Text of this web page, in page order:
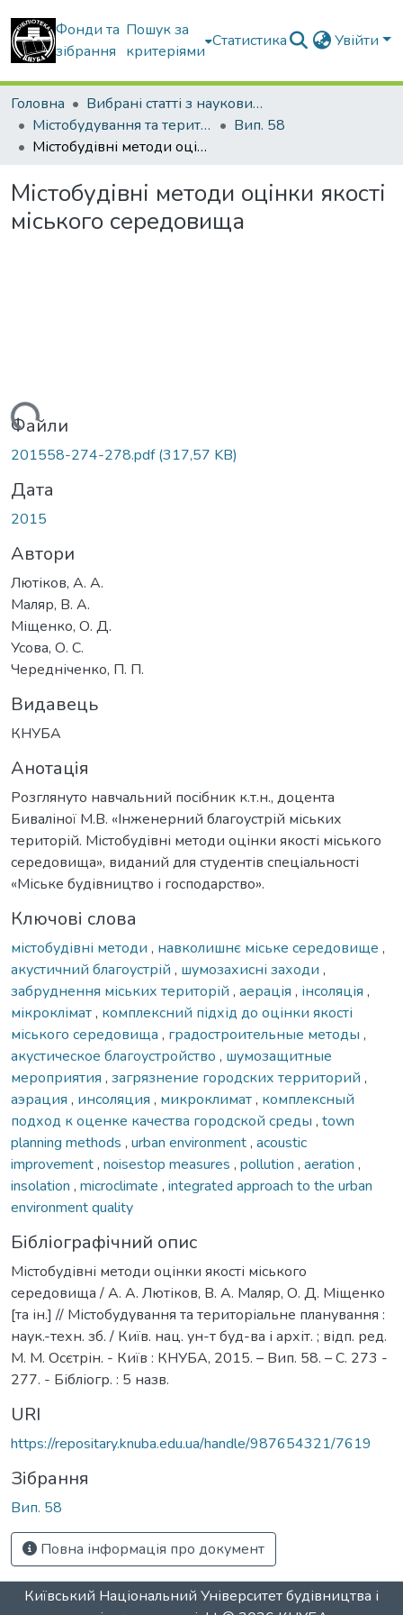
Фонди та
зібрання
Пошук за
критеріями
Статистика Увійти
Головна
Вибрані статті з наукових збірників КНУБА
Містобудування та територіальне планування
Вип. 58
Містобудівні методи оцінки якості міського середовища
Містобудівні методи оцінки якості
міського середовища
Файли
201558-274-278.pdf(317,57 KB)
Дата
2015
Автори
Лютіков, А. А.
Маляр, В. А.
Міщенко, О. Д.
Усова, О. С.
Чередніченко, П. П.
Видавець
КНУБА
Анотація
Розглянуто навчальний посібник к.т.н., доцента
Биваліної М.В. «Інженерний благоустрій міських
територій. Містобудівні методи оцінки якості міського
середовища», виданий для студентів спеціальності
«Міське будівництво і господарство».
Ключові слова
містобудівні методи , навколишнє міське середовище ,
акустичний благоустрій , шумозахисні заходи ,
забруднення міських територій , аерація , інсоляція ,
мікроклімат, комплексний підхід до оцінки якості
міського середовища , градостроительные методы ,
акустическое благоустройство , шумозащитные
мероприятия , загрязнение городских территорий ,
аэрация , инсоляция , микроклимат, комплексный
подход к оценке качества городской среды , town
planning methods , urban environment, acoustic
improvement, noisestop measures , pollution , aeration ,
insolation , microclimate , integrated approach to the urban
environment quality
Бібліографічний опис
Містобудівні методи оцінки якості міського
середовища / А. А. Лютіков, В. А. Маляр, О. Д. Міщенко
[та ін.] // Містобудування та територіальне планування :
наук.-техн. зб. / Київ. нац. ун-т буд-ва і архіт. ; відп. ред.
М. М. Осєтрін. - Київ : КНУБА, 2015. – Вип. 58. – С. 273 -
277. - Бібліогр. : 5 назв.
URI
https://repositary.knuba.edu.ua/handle/987654321/7619
Зібрання
Вип. 58
Повна інформація про документ
Київський Національний Університет будівництва і